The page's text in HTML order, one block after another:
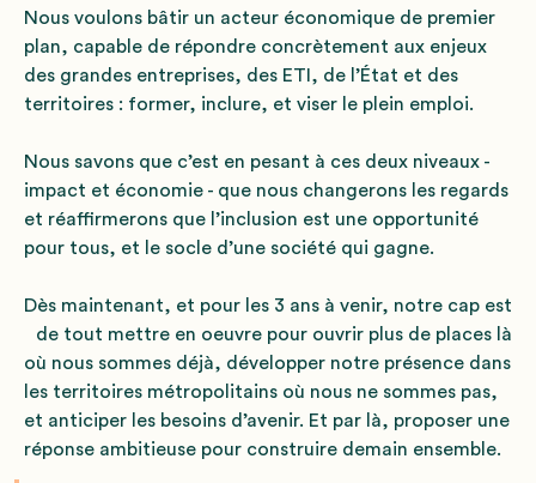
Nous voulons bâtir un acteur économique de premier
plan, capable de répondre concrètement aux enjeux
des grandes entreprises, des ETI, de l’État et des
territoires : former, inclure, et viser le plein emploi.
Nous savons que c’est en pesant à ces deux niveaux -
impact et économie - que nous changerons les regards
et réaffirmerons que l’inclusion est une opportunité
pour tous, et le socle d’une société qui gagne.
Dès maintenant, et pour les 3 ans à venir, notre cap est
de tout mettre en oeuvre pour ouvrir plus de places là
où nous sommes déjà, développer notre présence dans
les territoires métropolitains où nous ne sommes pas,
et anticiper les besoins d’avenir. Et par là, proposer une
réponse ambitieuse pour construire demain ensemble.